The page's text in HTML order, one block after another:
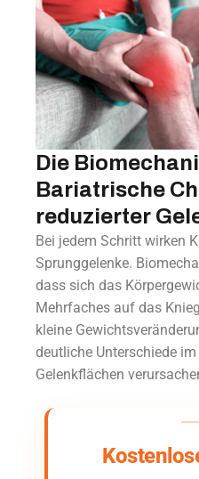
Die
Bariatrische
reduzierter
Bei jedem Schritt wirken
Sprunggelenke.
dass sich das
Mehrfaches auf das
kleine
deutliche Unterschiede
Gelenkflächen